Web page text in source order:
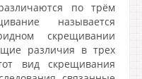
по трём
называется
скрещивании
различия в трех
вид скрещивания